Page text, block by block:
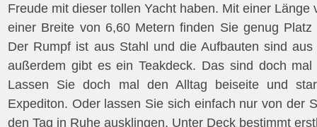
Freude mit dieser tollen Yacht haben. Mit einer Länge
einer Breite von 6,60 Metern finden Sie genug
Der Rumpf ist aus Stahl und die Aufbauten sind
außerdem gibt es ein Teakdeck. Das sind doch
Lassen Sie doch mal den Alltag beiseite und
Expediton. Oder lassen Sie sich einfach nur von der
den Tag in Ruhe ausklingen. Unter Deck bestimmt